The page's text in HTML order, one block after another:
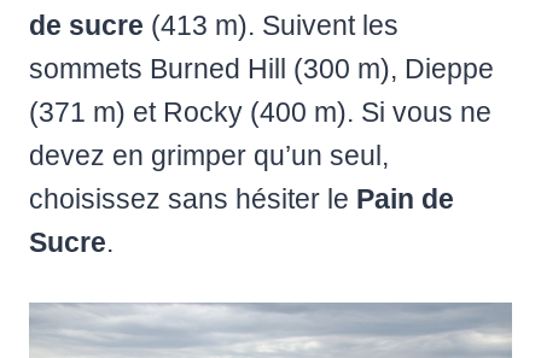
de sucre (413 m). Suivent les
sommets Burned Hill (300 m), Dieppe
(371 m) et Rocky (400 m). Si vous ne
devez en grimper qu’un seul,
choisissez sans hésiter le Pain de
Sucre.